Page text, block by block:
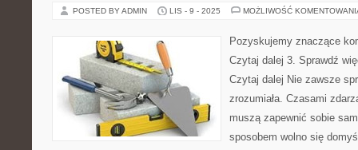
POSTED BY ADMIN LIS - 9 - 2025 MOŻLIWOŚĆ
Pozyskujemy znaczące
Czytaj dalej 3. Sprawdź
Czytaj dalej Nie zawsze
zrozumiała. Czasami
muszą zapewnić sobie
sposobem wolno się